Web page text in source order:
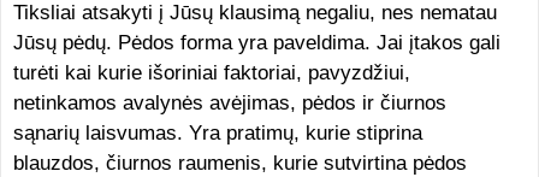
Tiksliai atsakyti į Jūsų klausimą negaliu, nes nematau
Jūsų pėdų. Pėdos forma yra paveldima. Jai įtakos gali
turėti kai kurie išoriniai faktoriai, pavyzdžiui,
netinkamos avalynės avėjimas, pėdos ir čiurnos
sąnarių laisvumas. Yra pratimų, kurie stiprina
blauzdos, čiurnos raumenis, kurie sutvirtina pėdos